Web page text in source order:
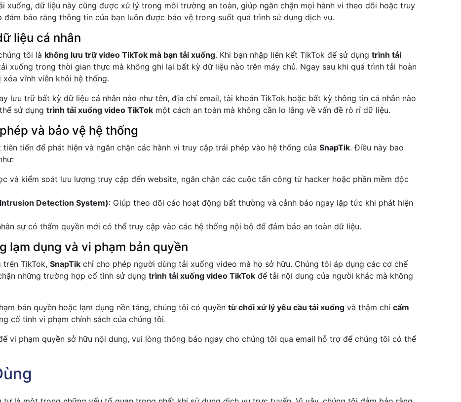
xuống, dữ liệu này cũng được xử lý trong môi trường an toàn, giúp ngăn chặn mọi hành vi theo dõi hoặc truy
bảo rằng thông tin của bạn luôn được bảo vệ trong suốt quá trình sử dụng dịch vụ.
liệu cá nhân
tôi là không lưu trữ video TikTok mà bạn tải xuống. Khi bạn nhập liên kết TikTok để sử dụng trình tải
xuống trong thời gian thực mà không ghi lại bất kỳ dữ liệu nào trên máy chủ. Ngay sau khi quá trình tải hoàn
vĩnh viễn khỏi hệ thống.
lưu trữ bất kỳ dữ liệu cá nhân nào như tên, địa chỉ email, tài khoản TikTok hoặc bất kỳ thông tin cá nhân nào
sử dụng trình tải xuống video TikTok một cách an toàn mà không cần lo lắng về vấn đề rò rỉ dữ liệu.
và bảo vệ hệ thống
tiến để phát hiện và ngăn chặn các hành vi truy cập trái phép vào hệ thống của SnapTik. Điều này bao
và kiểm soát lưu lượng truy cập đến website, ngăn chặn các cuộc tấn công từ hacker hoặc phần mềm độc
Detection System): Giúp theo dõi các hoạt động bất thường và cảnh báo ngay lập tức khi phát hiện
sự có thẩm quyền mới có thể truy cập vào các hệ thống nội bộ để đảm bảo an toàn dữ liệu.
lạm dụng và vi phạm bản quyền
TikTok, SnapTik chỉ cho phép người dùng tải xuống video mà họ sở hữu. Chúng tôi áp dụng các cơ chế
những trường hợp cố tình sử dụng trình tải xuống video TikTok để tải nội dung của người khác mà không
bản quyền hoặc lạm dụng nền tảng, chúng tôi có quyền từ chối xử lý yêu cầu tải xuống và thậm chí cấm
cố tình vi phạm chính sách của chúng tôi.
vi phạm quyền sở hữu nội dung, vui lòng thông báo ngay cho chúng tôi qua email hỗ trợ để chúng tôi có thể